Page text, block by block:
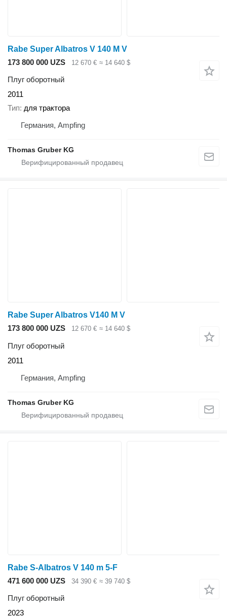
Rabe Super Albatros V 140 M V
173 800 000 UZS
12 670 € ≈ 14 640 $
Плуг оборотный
2011
Тип для трактора
Германия, Ampfing
Thomas Gruber KG
Rabe Super Albatros V140 M V
173 800 000 UZS
12 670 € ≈ 14 640 $
Плуг оборотный
2011
Германия, Ampfing
Thomas Gruber KG
Rabe S-Albatros V 140 m 5-F
471 600 000 UZS
34 390 € ≈ 39 740 $
Плуг оборотный
2023